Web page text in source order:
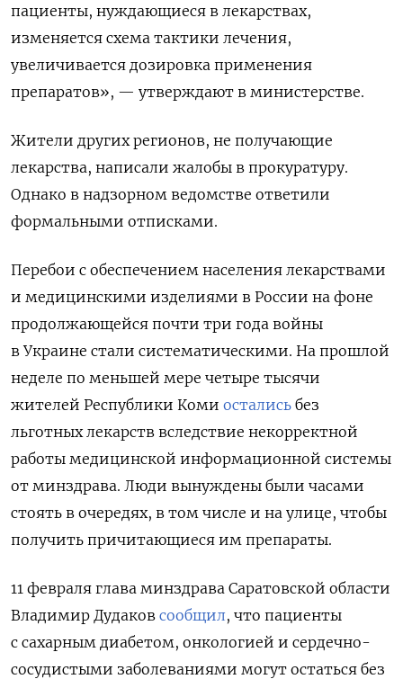
пациенты, нуждающиеся в лекарствах,
изменяется схема тактики лечения,
увеличивается дозировка применения
препаратов», — утверждают в министерстве.
Жители других регионов, не получающие
лекарства, написали жалобы в прокуратуру.
Однако в надзорном ведомстве ответили
формальными отписками.
Перебои с обеспечением населения лекарствами
и медицинскими изделиями в России на фоне
продолжающейся почти три года войны
в Украине стали систематическими. На прошлой
неделе по меньшей мере четыре тысячи
жителей Республики Коми остались без
льготных лекарств вследствие некорректной
работы медицинской информационной системы
от минздрава. Люди вынуждены были часами
стоять в очередях, в том числе и на улице, чтобы
получить причитающиеся им препараты.
11 февраля глава минздрава Саратовской области
Владимир Дудаков сообщил, что пациенты
с сахарным диабетом, онкологией и сердечно-
сосудистыми заболеваниями могут остаться без